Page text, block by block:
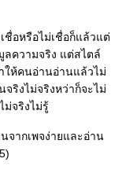
ชื่อหรือไม่เชื่อก็แล้วแต่
ความจริง แต่สไตล์
ให้คนอ่านอ่านแล้วไม่
ริงไม่จริงหว่าก็จะไม่
ม่จริงไม่รู้
จากเพจง่ายและอ่าน